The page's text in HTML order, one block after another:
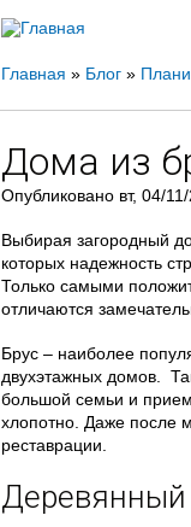
Вы
здесь
Главная » Блог »
Дома из
Опубликовано вт, 04/
Выбирая загородный
которых надежность
Только самыми
отличаются
Брус – наиболее
двухэтажных домов.
большой семьи и
хлопотно. Даже после
реставрации.